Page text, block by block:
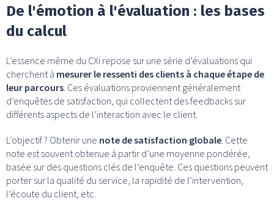
De l'émotion à l'évaluation : les bases
du calcul
L’essence même du CXi repose sur une série d’évaluations qui
cherchent à mesurer le ressenti des clients à chaque étape de
leur parcours. Ces évaluations proviennent généralement
d’enquêtes de satisfaction, qui collectent des feedbacks sur
différents aspects de l’interaction avec le client.
L’objectif ? Obtenir une note de satisfaction globale. Cette
note est souvent obtenue à partir d’une moyenne pondérée,
basée sur des questions clés de l’enquête. Ces questions peuvent
porter sur la qualité du service, la rapidité de l’intervention,
l’écoute du client, etc.